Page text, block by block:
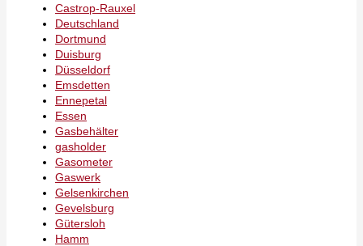
Castrop-Rauxel
Deutschland
Dortmund
Duisburg
Düsseldorf
Emsdetten
Ennepetal
Essen
Gasbehälter
gasholder
Gasometer
Gaswerk
Gelsenkirchen
Gevelsburg
Gütersloh
Hamm